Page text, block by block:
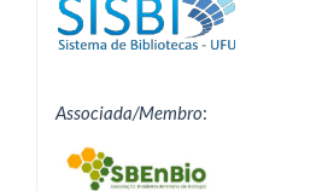
Associada/Membro: